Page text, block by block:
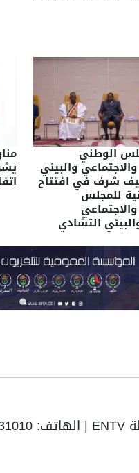
الوطني
والبيئي
شرف في افتتاح
للمجلس
التشادي